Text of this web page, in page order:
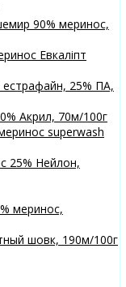
90% меринос,
Евкаліпт
25% ПА,
Акрил, 70м/100г
superwash
Нейлон,
меринос,
шовк, 190м/100г